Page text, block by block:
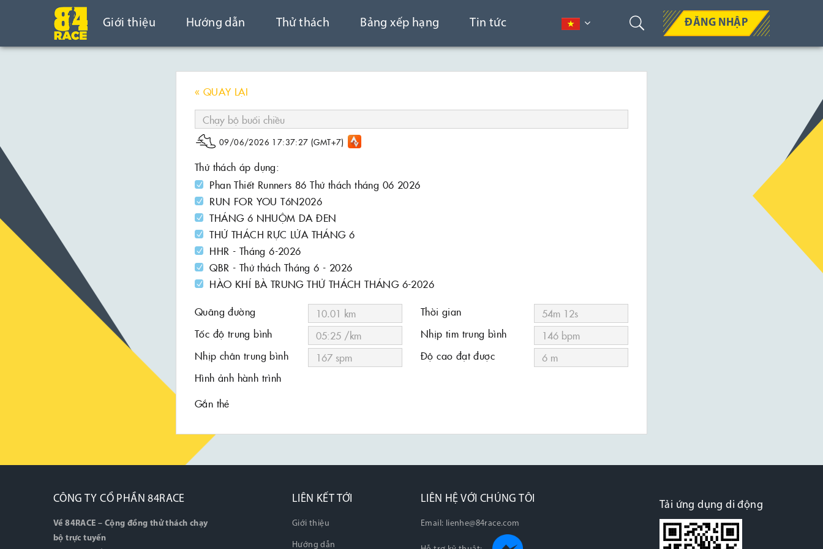
Giới thiệu Hướng dẫn Thử thách Bảng xếp hạng Tin tức ĐĂNG NHẬP
« QUAY LẠI
09/06/2026 17:37:27 (GMT+7)
Thử thách áp dụng:
Phan Thiết Runners 86 Thử thách tháng 06 2026
RUN FOR YOU T6N2026
THÁNG 6 NHUỘM DA ĐEN
THỬ THÁCH RỰC LỬA THÁNG 6
HHR - Tháng 6-2026
QBR - Thử thách Tháng 6 - 2026
HÀO KHÍ BÀ TRUNG THỬ THÁCH THÁNG 6-2026
Quãng đường
Thời gian
Tốc độ trung bình
Nhịp tim trung bình
Nhịp chân trung bình
Độ cao đạt được
Hình ảnh hành trình
Gắn thẻ
CÔNG TY CỔ PHẦN 84RACE
Về 84RACE – Cộng đồng thử thách chạy
bộ trực tuyến
LIÊN KẾT TỚI
Giới thiệu
Hướng dẫn
LIÊN HỆ VỚI CHÚNG TÔI
Email: lienhe@84race.com
Tải ứng dụng di động